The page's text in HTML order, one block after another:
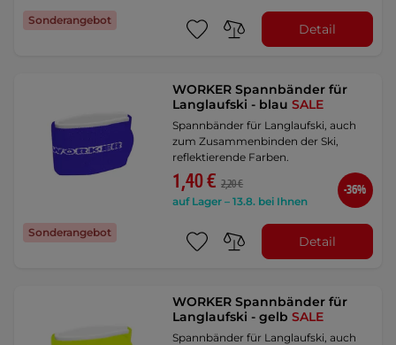
Sonderangebot
Detail
Sonderangebot
WORKER Spannbänder für
Langlaufski - blauSALE
Spannbänder für Langlaufski, auch
zum Zusammenbinden der Ski,
reflektierende Farben.
1,40 € 2,20 €
auf Lager – 13.8. bei Ihnen
-36%
Detail
WORKER Spannbänder für
Langlaufski - gelbSALE
Spannbänder für Langlaufski, auch